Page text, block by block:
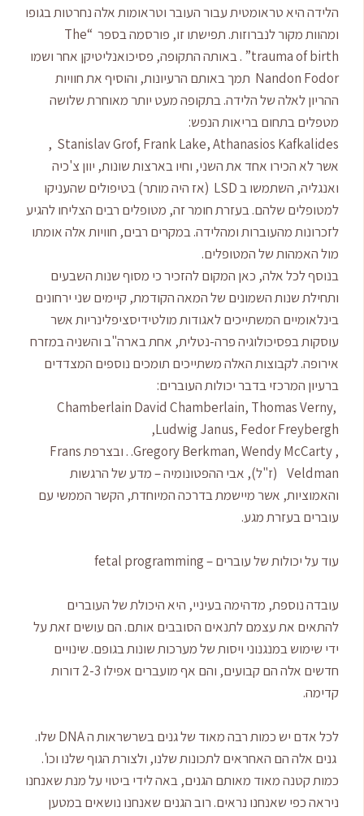
הלידה היא טראומטית עבור העובר וטראומות אלה נחרטות בגופו
ומהוות מקור לנברוזות. תפישתו זו, פורסמה בספר “The
trauma of birth” . באותה התקופה, פסיכואנליטיקן אחר ושמו
Nandon Fodor תמך באותם הרעיונות, והוסיף את חוויות
ההריון לאלה של הלידה. בתקופה מעט יותר מאוחרת שלושה
מטפלים בתחום בריאות הנפש:
Stanislav Grof, Frank Lake, Athanasios Kafkalides ,
אשר לא הכירו אחד את השני, וחיו בארצות שונות, יוון צ'כיה
ואנגליה, השתמשו ב LSD (אז היה מותר) בטיפולים שהעניקו
למטופלים שלהם. בעזרת חומר זה, מטופלים רבים הצליחו להגיע
לזכרונות מהעוברות ומהלידה. במקרים רבים, חוויות אלה אומתו
מול האמהות של המטופלים.
בנוסף לכל אלה, כאן המקום להזכיר כי מסוף שנות השבעים
ותחילת שנות השמונים של המאה הקודמת, קיימים שני ירחונים
בינלאומיים המשתייכים לאגודות מולטידיסציפלינריות אשר
עוסקות בפסיכולוגיה פרה-נטלית, אחת בארה"ב והשניה במזרח
אירופה. לקבוצות האלה משתייכים תומכים נוספים המצדדים
ברעיון המרכזי בדבר יכולות העוברים:
Chamberlain David Chamberlain, Thomas Verny,
Ludwig Janus, Fedor Freybergh,
, Gregory Berkman, Wendy McCarty. . ובצרפת Frans
Veldman (ז"ל), אבי ההפטונומיה – מדע של הרגשות
והאמוציות, אשר מיישמת בדרכה המיוחדת, הקשר הממשי עם
עוברים בעזרת מגע.
עוד על יכולות של עוברים – fetal programming
עובדה נוספת, מדהימה בעיניי, היא היכולת של העוברים
להתאים את עצמם לתנאים הסובבים אותם. הם עושים זאת על
ידי שימוש במנגנוני ויסות של מערכות שונות בגופם. שינויים
חדשים אלה הם קבועים, והם אף מועברים אפילו 2-3 דורות
קדימה.
לכל אדם יש כמות רבה מאוד של גנים בשרשראות ה DNA שלו.
גנים אלה הם האחראים לתכונות שלנו, ולצורת הגוף שלנו וכו'.
כמות קטנה מאוד מאותם הגנים, באה לידי ביטוי על מנת שאנחנו
ניראה כפי שאנחנו נראים. רוב הגנים שאנחנו נושאים במטען